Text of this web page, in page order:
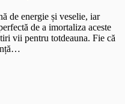
de energie și veselie, iar
de a imortaliza aceste
vii pentru totdeauna. Fie că